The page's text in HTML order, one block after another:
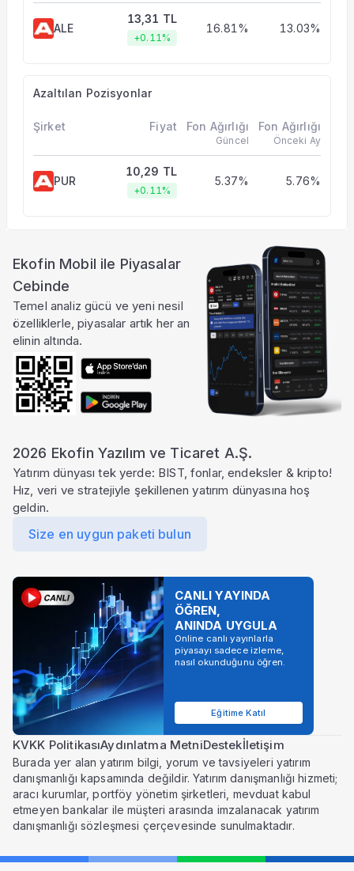
ALE
13,31 TL
+0.11%
16.81% 13.03%
Azaltılan Pozisyonlar
Şirket Fiyat Fon Ağırlığı
Güncel
Fon Ağırlığı
Önceki Ay
PUR
10,29 TL
+0.11%
5.37% 5.76%
Ekofin Mobil ile Piyasalar
Cebinde
Temel analiz gücü ve yeni nesil
özelliklerle, piyasalar artık her an
elinin altında.
2026 Ekofin Yazılım ve Ticaret A.Ş.
Yatırım dünyası tek yerde: BIST, fonlar, endeksler & kripto!
Hız, veri ve stratejiyle şekillenen yatırım dünyasına hoş
geldin.
Size en uygun paketi bulun
CANLI YAYINDA
ÖĞREN,
ANINDA UYGULA
Online canlı yayınlarla
piyasayı sadece izleme,
nasıl okunduğunu öğren.
Eğitime Katıl
KVKK PolitikasıAydınlatma MetniDestekİletişim
Burada yer alan yatırım bilgi, yorum ve tavsiyeleri yatırım
danışmanlığı kapsamında değildir. Yatırım danışmanlığı hizmeti;
aracı kurumlar, portföy yönetim şirketleri, mevduat kabul
etmeyen bankalar ile müşteri arasında imzalanacak yatırım
danışmanlığı sözleşmesi çerçevesinde sunulmaktadır.